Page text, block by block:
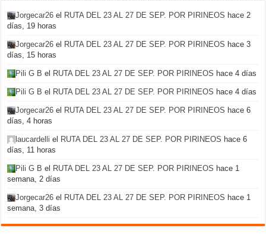
Jorgecar26 el RUTA DEL 23 AL 27 DE SEP. POR PIRINEOS hace 2
días, 19 horas
Jorgecar26 el RUTA DEL 23 AL 27 DE SEP. POR PIRINEOS hace 3
días, 15 horas
Pili G B el RUTA DEL 23 AL 27 DE SEP. POR PIRINEOS hace 4 días
Pili G B el RUTA DEL 23 AL 27 DE SEP. POR PIRINEOS hace 4 días
Jorgecar26 el RUTA DEL 23 AL 27 DE SEP. POR PIRINEOS hace 6
días, 4 horas
laucardelli el RUTA DEL 23 AL 27 DE SEP. POR PIRINEOS hace 6
días, 11 horas
Pili G B el RUTA DEL 23 AL 27 DE SEP. POR PIRINEOS hace 1
semana, 2 días
Jorgecar26 el RUTA DEL 23 AL 27 DE SEP. POR PIRINEOS hace 1
semana, 3 días